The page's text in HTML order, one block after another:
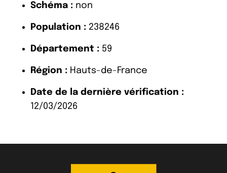
Schéma : non
Population : 238246
Département : 59
Région : Hauts-de-France
Date de la dernière vérification :
12/03/2026